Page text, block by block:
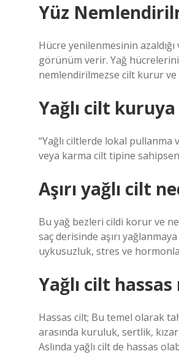
Yüz
Hücre yenilenmesinin
görünüm verir. Yağ
nemlendirilmezse cilt kurur ve
Yağlı cilt
“Yağlı ciltlerde lokal pullanma
veya karma cilt tipine
Aşırı yağlı cilt
Bu yağ bezleri cildi korur ve
saç derisinde aşırı
uykusuzluk, stres ve
Yağlı cilt hassas
Hassas cilt; Bu temel olarak
arasında kuruluk, sertlik,
Aslında yağlı cilt de hassas